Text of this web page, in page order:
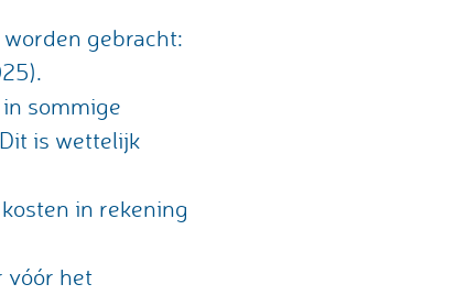
gebracht:
sommige
is wettelijk
in rekening
vóór het